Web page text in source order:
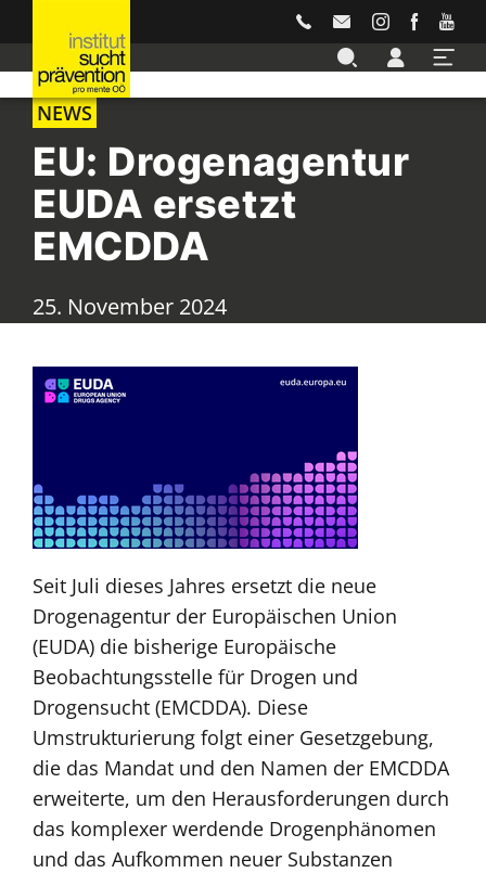
Zur Hauptnavigation
Zur Unternavigation
Zur SucheAccesskey
[3]
Zum Inhalt
Zur Footernavigation
NEWS
EU: Drogenagentur
EUDA ersetzt
EMCDDA
25. November 2024
Seit Juli dieses Jahres ersetzt die neue
Drogenagentur der Europäischen Union
(EUDA) die bisherige Europäische
Beobachtungsstelle für Drogen und
Drogensucht (EMCDDA). Diese
Umstrukturierung folgt einer Gesetzgebung,
die das Mandat und den Namen der EMCDDA
erweiterte, um den Herausforderungen durch
das komplexer werdende Drogenphänomen
und das Aufkommen neuer Substanzen